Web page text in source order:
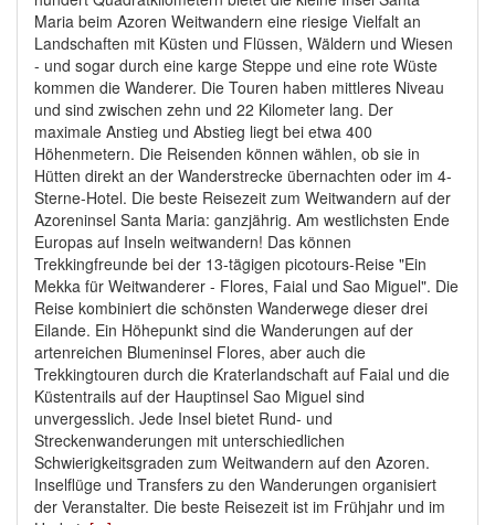
Maria beim Azoren Weitwandern eine riesige Vielfalt an
Landschaften mit Küsten und Flüssen, Wäldern und Wiesen
- und sogar durch eine karge Steppe und eine rote Wüste
kommen die Wanderer. Die Touren haben mittleres Niveau
und sind zwischen zehn und 22 Kilometer lang. Der
maximale Anstieg und Abstieg liegt bei etwa 400
Höhenmetern. Die Reisenden können wählen, ob sie in
Hütten direkt an der Wanderstrecke übernachten oder im 4-
Sterne-Hotel. Die beste Reisezeit zum Weitwandern auf der
Azoreninsel Santa Maria: ganzjährig. Am westlichsten Ende
Europas auf Inseln weitwandern! Das können
Trekkingfreunde bei der 13-tägigen picotours-Reise "Ein
Mekka für Weitwanderer - Flores, Faial und Sao Miguel". Die
Reise kombiniert die schönsten Wanderwege dieser drei
Eilande. Ein Höhepunkt sind die Wanderungen auf der
artenreichen Blumeninsel Flores, aber auch die
Trekkingtouren durch die Kraterlandschaft auf Faial und die
Küstentrails auf der Hauptinsel Sao Miguel sind
unvergesslich. Jede Insel bietet Rund- und
Streckenwanderungen mit unterschiedlichen
Schwierigkeitsgraden zum Weitwandern auf den Azoren.
Inselflüge und Transfers zu den Wanderungen organisiert
der Veranstalter. Die beste Reisezeit ist im Frühjahr und im